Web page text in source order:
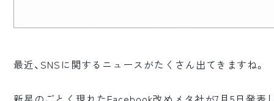
最近、SNSに関するニュースがたくさん出てきますね。